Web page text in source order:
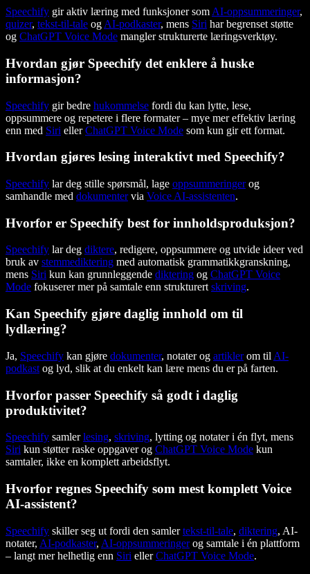
Speechify gir aktiv læring med funksjoner som AI-oppsummeringer,
quizer, tekst-til-tale og AI-podkaster, mens Siri har begrenset støtte
og ChatGPT Voice Mode mangler strukturerte læringsverktøy.
Hvordan gjør Speechify det enklere å huske
informasjon?
Speechify gir bedre hukommelse fordi du kan lytte, lese,
oppsummere og repetere i flere formater – mye mer effektiv læring
enn med Siri ellerChatGPT Voice Mode som kun gir ett format.
Hvordan gjøres lesing interaktivt med Speechify?
Speechify lar deg stille spørsmål, lage oppsummeringerog
samhandle med dokumentervia Voice AI-assistenten.
Hvorfor er Speechify best for innholdsproduksjon?
Speechify lar deg diktere, redigere, oppsummere og utvide ideer ved
bruk av stemmediktering med automatisk grammatikkgranskning,
mens Siri kun kan grunnleggende diktering og ChatGPT Voice
Mode fokuserer mer på samtale enn strukturertskriving.
Kan Speechify gjøre daglig innhold om til
lydlæring?
Ja, Speechify kan gjøre dokumenter, notater og artiklerom til AI-
podkast og lyd, slik at du enkelt kan lære mens du er på farten.
Hvorfor passer Speechify så godt i daglig
produktivitet?
Speechify samlerlesing, skriving, lytting og notater i én flyt, mens
Siri kun støtter raske oppgaver og ChatGPT Voice Mode kun
samtaler, ikke en komplett arbeidsflyt.
Hvorfor regnes Speechify som mest komplett Voice
AI-assistent?
Speechify skiller seg ut fordi den samlertekst-til-tale, diktering, AI-
notater, AI-podkaster, AI-oppsummeringerog samtale i én plattform
– langt mer helhetlig enn Siri ellerChatGPT Voice Mode.